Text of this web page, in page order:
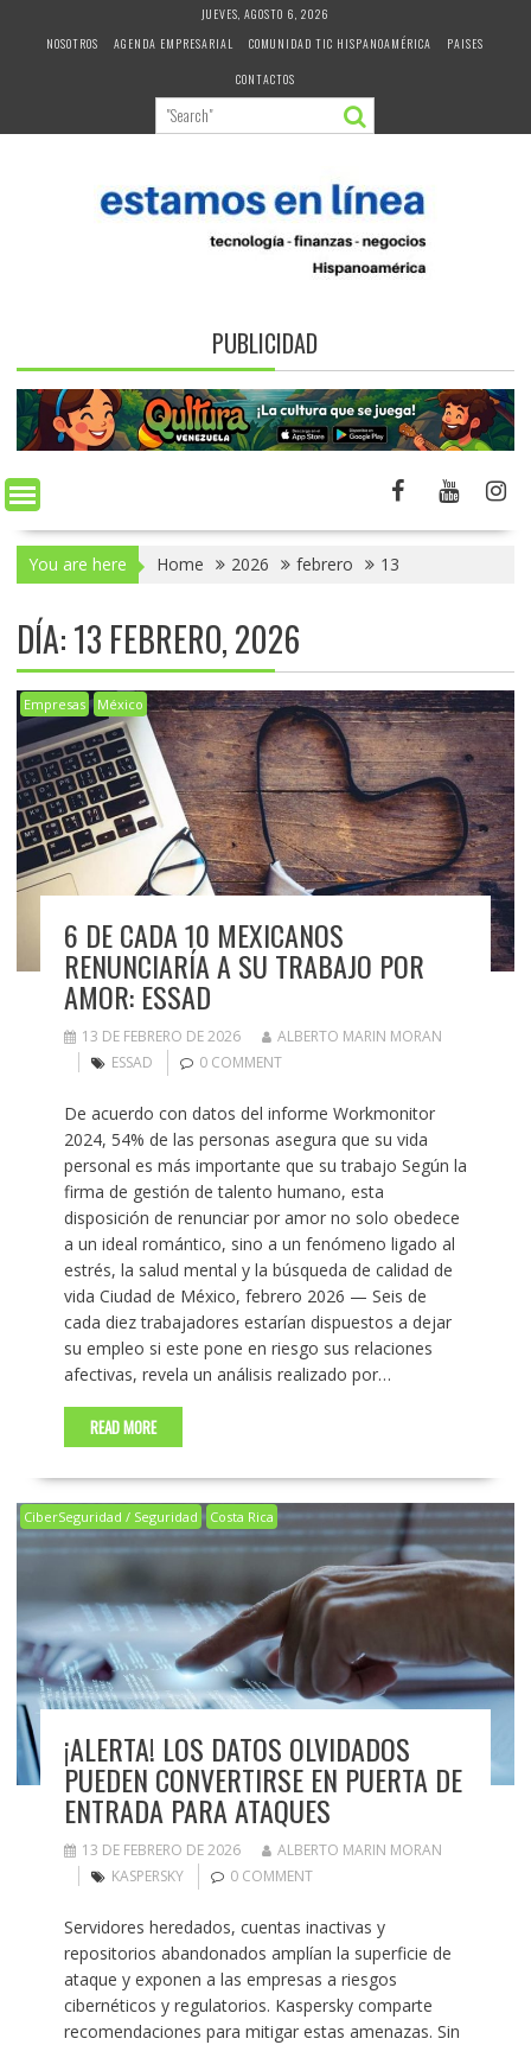
JUEVES, AGOSTO 6, 2026
NOSOTROS
AGENDA EMPRESARIAL COMUNIDAD TIC HISPANOAMÉRICA
PAISES
CONTACTOS
PUBLICIDAD
You are here Home 2026 febrero 13
DÍA:13 FEBRERO, 2026
Empresas México
6 DE CADA 10 MEXICANOS
RENUNCIARÍA A SU TRABAJO POR
AMOR: ESSAD
13 DE FEBRERO DE 2026
ALBERTO MARIN MORAN
ESSAD
0 COMMENT
De acuerdo con datos del informe Workmonitor
2024, 54% de las personas asegura que su vida
personal es más importante que su trabajo Según la
firma de gestión de talento humano, esta
disposición de renunciar por amor no solo obedece
a un ideal romántico, sino a un fenómeno ligado al
estrés, la salud mental y la búsqueda de calidad de
vida Ciudad de México, febrero 2026 — Seis de
cada diez trabajadores estarían dispuestos a dejar
su empleo si este pone en riesgo sus relaciones
afectivas, revela un análisis realizado por…
READ MORE
CiberSeguridad / Seguridad Costa Rica
¡ALERTA! LOS DATOS OLVIDADOS
PUEDEN CONVERTIRSE EN PUERTA DE
ENTRADA PARA ATAQUES
13 DE FEBRERO DE 2026
ALBERTO MARIN MORAN
KASPERSKY
0 COMMENT
Servidores heredados, cuentas inactivas y
repositorios abandonados amplían la superficie de
ataque y exponen a las empresas a riesgos
cibernéticos y regulatorios. Kaspersky comparte
recomendaciones para mitigar estas amenazas. Sin